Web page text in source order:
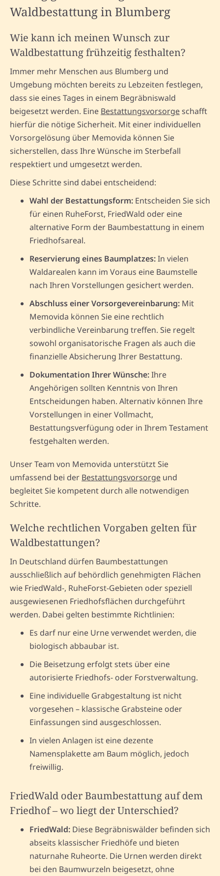
Waldbestattung in Blumberg
Wie kann ich meinen Wunsch zur
Waldbestattung frühzeitig festhalten?
Immer mehr Menschen aus Blumberg und
Umgebung möchten bereits zu Lebzeiten festlegen,
dass sie eines Tages in einem Begräbniswald
beigesetzt werden. Eine Bestattungsvorsorgeschafft
hierfür die nötige Sicherheit. Mit einer individuellen
Vorsorgelösung über Memovida können Sie
sicherstellen, dass Ihre Wünsche im Sterbefall
respektiert und umgesetzt werden.
Diese Schritte sind dabei entscheidend:
Wahl der Bestattungsform: Entscheiden Sie sich
für einen RuheForst, FriedWald oder eine
alternative Form der Baumbestattung in einem
Friedhofsareal.
Reservierung eines Baumplatzes:In vielen
Waldarealen kann im Voraus eine Baumstelle
nach Ihren Vorstellungen gesichert werden.
Abschluss einer Vorsorgevereinbarung: Mit
Memovida können Sie eine rechtlich
verbindliche Vereinbarung treffen. Sie regelt
sowohl organisatorische Fragen als auch die
finanzielle Absicherung Ihrer Bestattung.
Dokumentation Ihrer Wünsche:Ihre
Angehörigen sollten Kenntnis von Ihren
Entscheidungen haben. Alternativ können Ihre
Vorstellungen in einer Vollmacht,
Bestattungsverfügung oder in Ihrem Testament
festgehalten werden.
Unser Team von Memovida unterstützt Sie
umfassend bei der Bestattungsvorsorge und
begleitet Sie kompetent durch alle notwendigen
Schritte.
Welche rechtlichen Vorgaben gelten für
Waldbestattungen?
In Deutschland dürfen Baumbestattungen
ausschließlich auf behördlich genehmigten Flächen
wie FriedWald-, RuheForst-Gebieten oder speziell
ausgewiesenen Friedhofsflächen durchgeführt
werden. Dabei gelten bestimmte Richtlinien:
Es darf nur eine Urne verwendet werden, die
biologisch abbaubar ist.
Die Beisetzung erfolgt stets über eine
autorisierte Friedhofs- oder Forstverwaltung.
Eine individuelle Grabgestaltung ist nicht
vorgesehen – klassische Grabsteine oder
Einfassungen sind ausgeschlossen.
In vielen Anlagen ist eine dezente
Namensplakette am Baum möglich, jedoch
freiwillig.
FriedWald oder Baumbestattung auf dem
Friedhof – wo liegt der Unterschied?
FriedWald: Diese Begräbniswälder befinden sich
abseits klassischer Friedhöfe und bieten
naturnahe Ruheorte. Die Urnen werden direkt
bei den Baumwurzeln beigesetzt, ohne